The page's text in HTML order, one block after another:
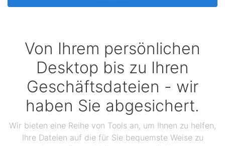
Von Ihrem persönlichen
Desktop bis zu Ihren
Geschäftsdateien - wir
haben Sie abgesichert.
Wir bieten eine Reihe von Tools an, um Ihnen zu helfen,
Ihre Dateien auf die für Sie bequemste Weise zu